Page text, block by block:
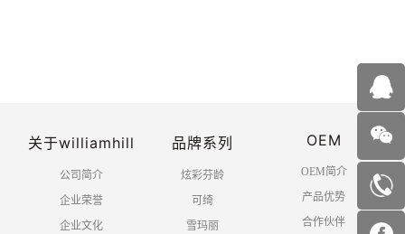
关于williamhill
公司简介
企业荣誉
企业文化
品牌系列
炫彩芬龄
可绮
雪玛丽
OEM
OEM简介
产品优势
合作伙伴